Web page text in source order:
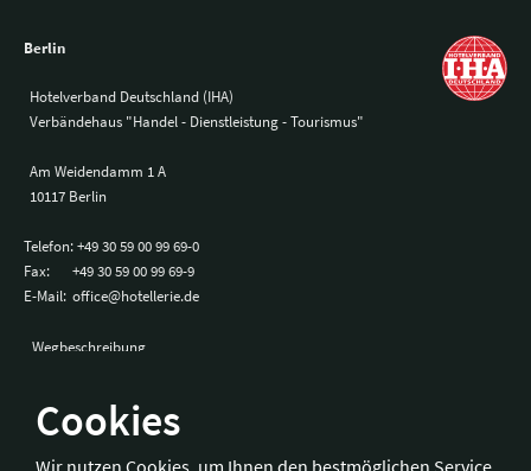
Cookies
Wir nutzen Cookies, um Ihnen den bestmöglichen Service
Berlin
Hotelverband Deutschland (IHA)
Verbändehaus "Handel - Dienstleistung - Tourismus"
Am Weidendamm 1 A
10117 Berlin
Telefon:+49 30 59 00 99 69-0
Fax:
+49 30 59 00 99 69-9
E-Mail: office@hotellerie.de
Wegbeschreibung